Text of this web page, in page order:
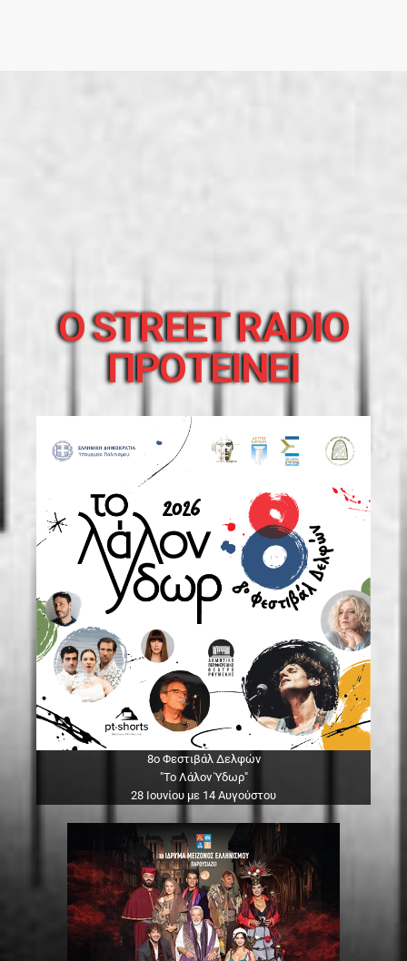
O STREET RADIO
ΠΡΟΤΕΙΝΕΙ
8ο Φεστιβάλ Δελφών
"Το Λάλον Ύδωρ"
28 Ιουνίου με 14 Αυγούστου